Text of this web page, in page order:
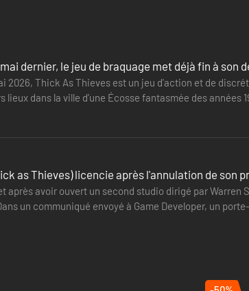
dernier, le jeu de braquage met déjà fin à son
2026, Thick As Thieves est un jeu d'action et de
dans la ville d’une Écosse fantasmée des années
as Thieves) licencie après l'annulation de son
après avoir ouvert un second studio dirigé par
un communiqué envoyé à Game Developer, un